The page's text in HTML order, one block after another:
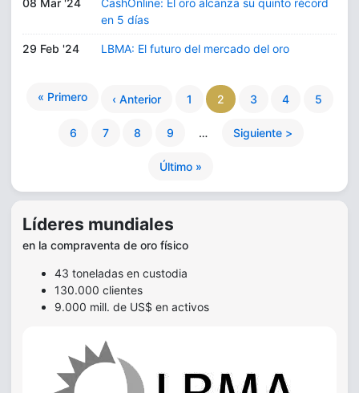
08 Mar '24
CashOnline: El oro alcanza su quinto récord
en 5 días
29 Feb '24 LBMA: El futuro del mercado del oro
« Primero ‹ Anterior 1 2 3 4 5
6 7 8 9 … Siguiente >
Último »
Líderes mundiales
en la compraventa de oro físico
43 toneladas en custodia
130.000 clientes
9.000 mill. de US$ en activos